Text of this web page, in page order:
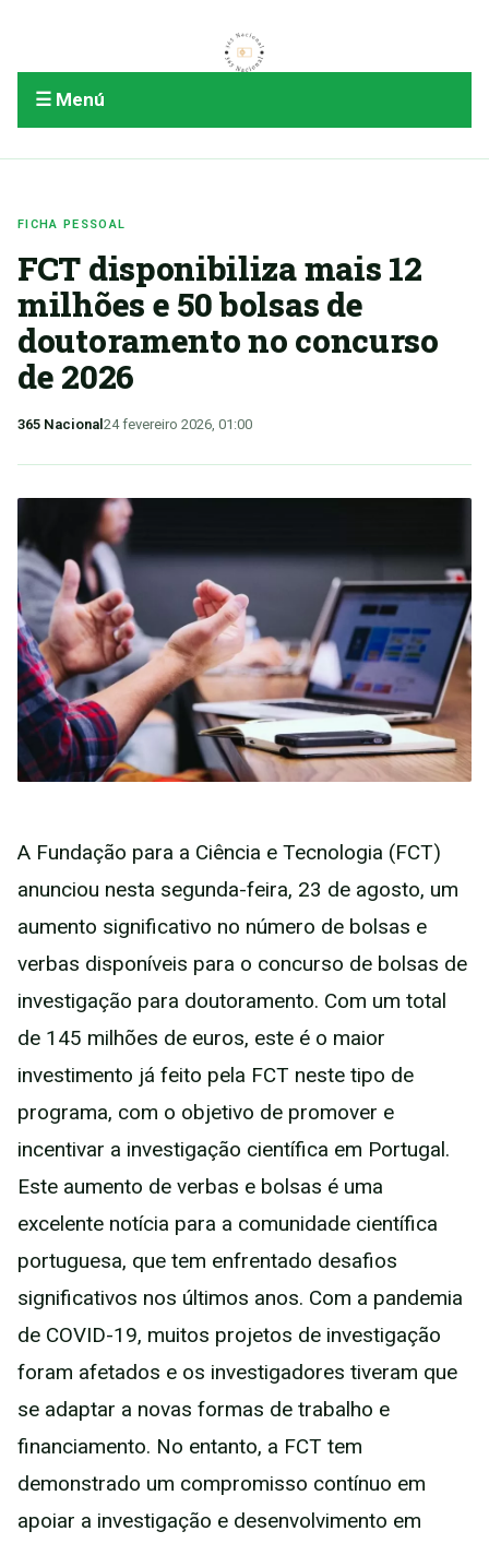
☰ Menú
FICHA PESSOAL
FCT disponibiliza mais 12
milhões e 50 bolsas de
doutoramento no concurso
de 2026
365 Nacional 24 fevereiro 2026, 01:00
A Fundação para a Ciência e Tecnologia (FCT)
anunciou nesta segunda-feira, 23 de agosto, um
aumento significativo no número de bolsas e
verbas disponíveis para o concurso de bolsas de
investigação para doutoramento. Com um total
de 145 milhões de euros, este é o maior
investimento já feito pela FCT neste tipo de
programa, com o objetivo de promover e
incentivar a investigação científica em Portugal.
Este aumento de verbas e bolsas é uma
excelente notícia para a comunidade científica
portuguesa, que tem enfrentado desafios
significativos nos últimos anos. Com a pandemia
de COVID-19, muitos projetos de investigação
foram afetados e os investigadores tiveram que
se adaptar a novas formas de trabalho e
financiamento. No entanto, a FCT tem
demonstrado um compromisso contínuo em
apoiar a investigação e desenvolvimento em